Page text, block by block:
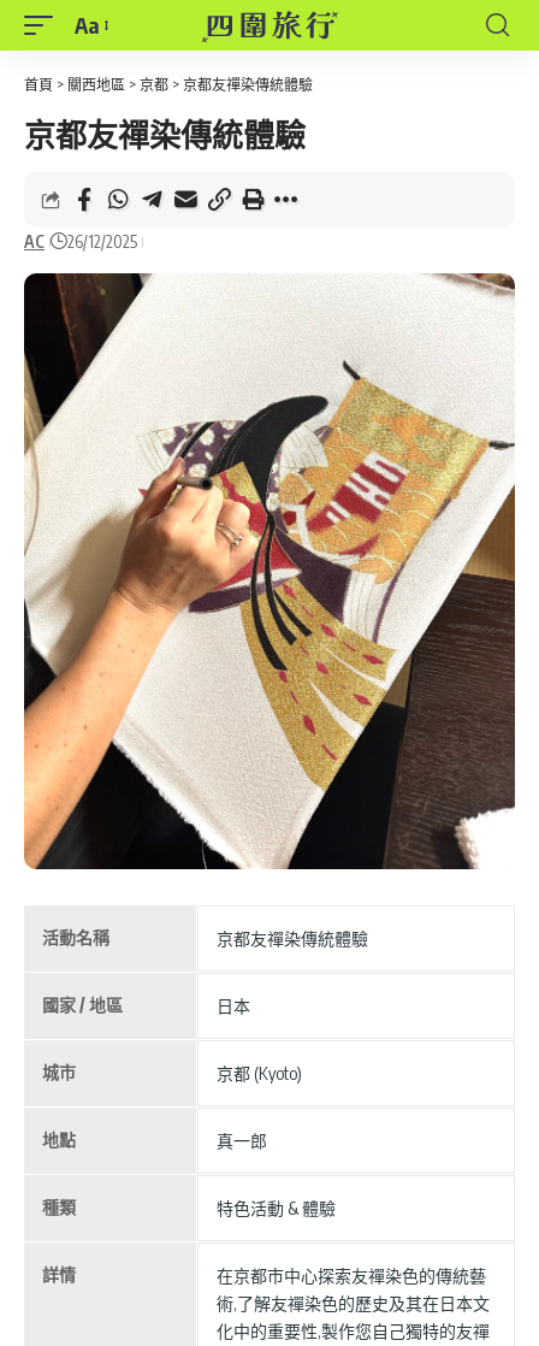
Font
Resizer
Aa
首頁 > 關西地區 > 京都 > 京都友禪染傳統體驗
京都友禪染傳統體驗
AC 26/12/2025
活動名稱 京都友禪染傳統體驗
國家 / 地區 日本
城市 京都 (Kyoto)
地點 真一郎
種類 特色活動 & 體驗
詳情
在京都市中心探索友禪染色的傳統藝
術,了解友禪染色的歷史及其在日本文
化中的重要性,製作您自己獨特的友禪